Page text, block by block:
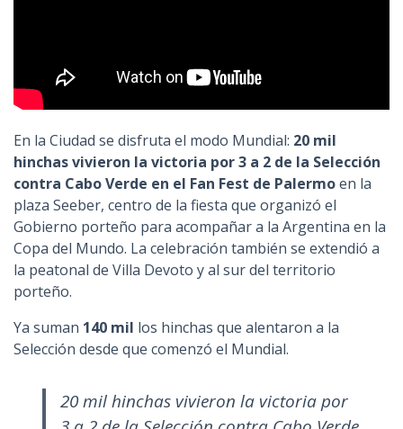
En la Ciudad se disfruta el modo Mundial: 20 mil
hinchas vivieron la victoria por 3 a 2 de la Selección
contra Cabo Verde en el Fan Fest de Palermoen la
plaza Seeber, centro de la fiesta que organizó el
Gobierno porteño para acompañar a la Argentina en la
Copa del Mundo. La celebración también se extendió a
la peatonal de Villa Devoto y al sur del territorio
porteño.
Ya suman 140 mil los hinchas que alentaron a la
Selección desde que comenzó el Mundial.
20 mil hinchas vivieron la victoria por